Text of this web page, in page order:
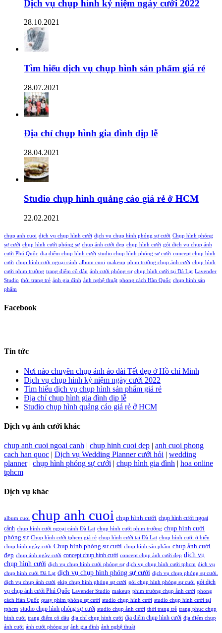
Dịch vụ chụp hình kỷ niệm ngày cưới 2022
28.10.2021
Tìm hiểu dịch vụ chụp hình sản phẩm giá rẻ
28.07.2021
Địa chỉ chụp hình gia đình dịp lễ
28.04.2021
Studio chụp hình quảng cáo giá rẻ ở HCM
22.02.2021
chup anh cuoi dịch vụ chụp hình cưới dịch vụ chụp hình phóng sự cưới Chụp hình phóng
sự cưới chụp hình cưới phóng sự chụp ảnh cưới đẹp chụp hình cưới gói dịch vụ chụp ảnh
cưới Phú Quốc địa điểm chụp hình cưới studio chụp hình phóng sự cưới concept chụp hình
cưới chụp hình cưới ngoại cảnh album cuoi makeup phim trường chụp ảnh cưới chụp hình
cưới phim trường trang điểm cô dâu ảnh cưới phóng sự chụp hình cưới tại Đà Lạt Lavender
Studio thời trang trẻ ảnh gia đình ảnh nghệ thuật phong cách Hàn Quốc chụp hình sản
phẩm
Facebook
Tin tức
Nơi nào chuyên chụp ảnh áo dài Tết đẹp ở Hồ chí Minh
Dịch vụ chụp hình kỷ niệm ngày cưới 2022
Tìm hiểu dịch vụ chụp hình sản phẩm giá rẻ
Địa chỉ chụp hình gia đình dịp lễ
Studio chụp hình quảng cáo giá rẻ ở HCM
Dịch vụ ảnh cưới khác
chup anh cuoi ngoai canh | chup hinh cuoi dep | anh cuoi phong
cach han quoc | Dịch vụ Wedding Planner cưới hỏi | wedding
planner| chụp hình phóng sự cưới | chụp hình gia đình | hoa online
tphcm
Dịch vụ khác
album cuoi chup anh cuoi chụp hình cưới chụp hình cưới ngoại
cảnh chụp hình cưới ngoại cảnh Đà Lạt chụp hình cưới phim trường chụp hình cưới
phóng sự Chụp hình cưới tphcm giá rẻ chụp hình cưới tại Đà Lạt chụp hình cưới ở biển
chụp hình ngày cưới Chụp hình phóng sự cưới chụp hình sản phẩm chụp ảnh cưới
đẹp chụp ảnh ngày cưới concept chụp hình cưới concept chụp ảnh cưới đẹp dịch vụ
chụp hình cưới dịch vụ chụp hình cưới phóng sự dịch vụ chụp hình cưới tphcm dịch vụ
chụp hình cưới Đà Lạt dịch vụ chụp hình phóng sự cưới dịch vụ chụp phóng sự cưới.
dịch vụ chụp ảnh cưới ekip chụp hình phóng sự cưới gói chụp hình phóng sự cưới gói dịch
vụ chụp ảnh cưới Phú Quốc Lavender Studio makeup phim trường chụp ảnh cưới phong
cách Hàn Quốc quay phim phóng sự cưới studio chụp hình cưới studio chụp hình cưới tại
tphcm studio chụp hình phóng sự cưới studio chụp ảnh cưới thời trang trẻ trang phục chụp
hình cưới trang điểm cô dâu địa chỉ chụp hình cưới địa điểm chụp hình cưới địa điểm chụp
ảnh cưới ảnh cưới phóng sự ảnh gia đình ảnh nghệ thuật